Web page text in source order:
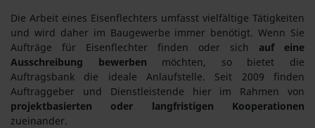
Die Arbeit eines Eisenflechters umfasst vielfältige Tätigkeiten
und wird daher im Baugewerbe immer benötigt. Wenn Sie
Aufträge für Eisenflechter finden oder sich auf eine
Ausschreibung bewerben möchten, so bietet die
Auftragsbank die ideale Anlaufstelle. Seit 2009 finden
Auftraggeber und Dienstleistende hier im Rahmen von
projektbasierten oder langfristigen Kooperationen
zueinander.